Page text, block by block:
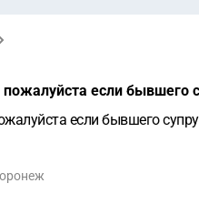
если бывшего
если бывшего